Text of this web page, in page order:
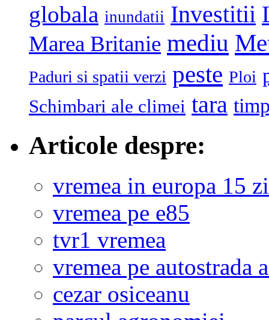
globala inundatii Investitii
Marea Britanie mediu
Paduri si spatii verzi peste Ploi
Schimbari ale climei tara
Articole despre:
vremea in europa 15
vremea pe e85
tvr1 vremea
vremea pe autostrada
cezar osiceanu